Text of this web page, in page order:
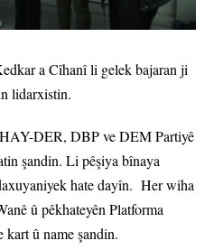
a Cîhanî li gelek bajaran ji
lidarxistin.
DER, DBP ve DEM Partiyê
şandin. Li pêşiya bînaya
hate dayîn. Her wiha
û pêkhateyên Platforma
û name şandin.